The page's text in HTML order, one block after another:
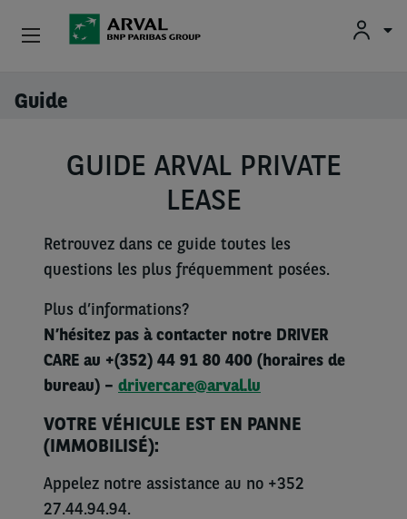
Aller au contenu principal
Guide
GUIDE ARVAL PRIVATE
LEASE
Retrouvez dans ce guide toutes les
questions les plus fréquemment posées.
Plus d’informations?
N’hésitez pas à contacter notre DRIVER
CARE au +(352) 44 91 80 400 (horaires de
bureau) – drivercare@arval.lu
VOTRE VÉHICULE EST EN PANNE
(IMMOBILISÉ):
Appelez notre assistance au no +352
27.44.94.94.
Particuliers
À Propos
Contact
Conducteurs